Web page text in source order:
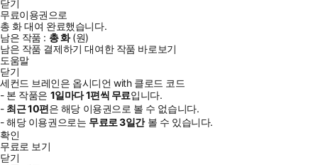
닫기
무료이용권으로
총 화대여 완료했습니다.
남은 작품 : 총화(원)
남은 작품 결제하기 대여한 작품 바로보기
도움말
닫기
세컨드 브레인은 옵시디언 with 클로드 코드
- 본 작품은 1일마다1편씩 무료입니다.
- 최근10편은 해당 이용권으로 볼 수 없습니다.
- 해당 이용권으로는 무료로3일간볼 수 있습니다.
확인
무료로 보기
닫기